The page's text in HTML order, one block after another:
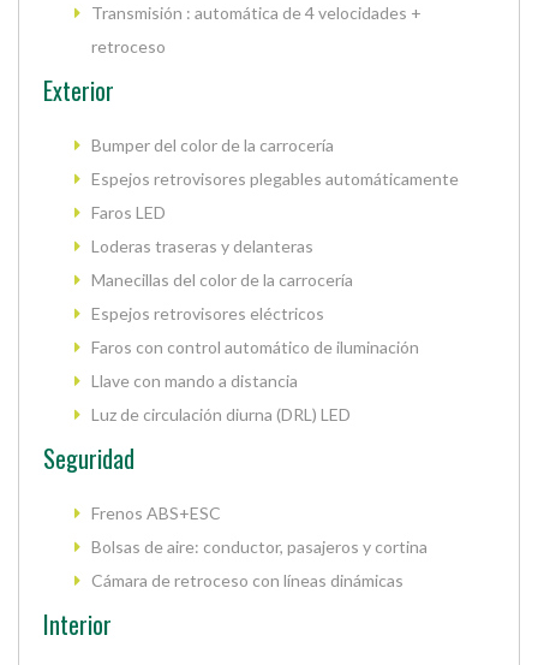
Transmisión : automática de 4 velocidades +
retroceso
Exterior
Bumper del color de la carrocería
Espejos retrovisores plegables automáticamente
Faros LED
Loderas traseras y delanteras
Manecillas del color de la carrocería
Espejos retrovisores eléctricos
Faros con control automático de iluminación
Llave con mando a distancia
Luz de circulación diurna (DRL) LED
Seguridad
Frenos ABS+ESC
Bolsas de aire: conductor, pasajeros y cortina
Cámara de retroceso con líneas dinámicas
Interior